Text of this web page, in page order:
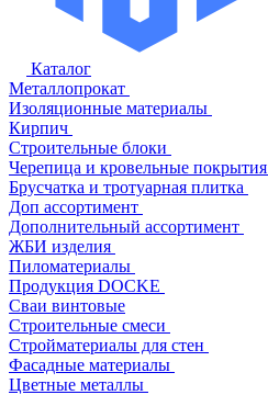
Каталог
Металлопрокат
Изоляционные материалы
Кирпич
Строительные блоки
Черепица и кровельные покрытия
Брусчатка и тротуарная плитка
Доп ассортимент
Дополнительный ассортимент
ЖБИ изделия
Пиломатериалы
Продукция DOCKE
Сваи винтовые
Строительные смеси
Стройматериалы для стен
Фасадные материалы
Цветные металлы